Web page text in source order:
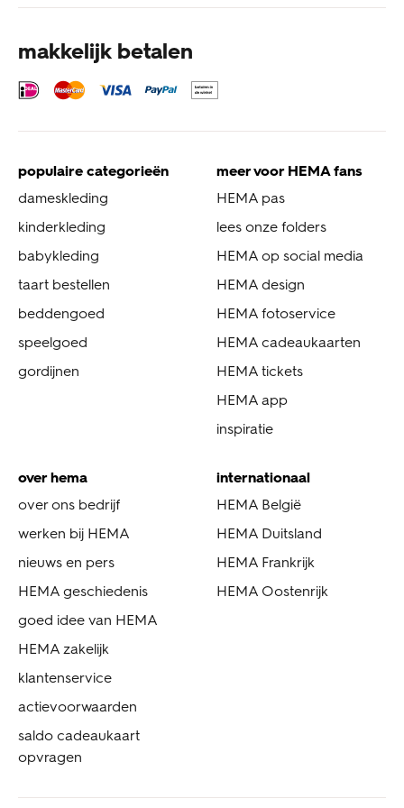
makkelijk betalen
populaire categorieën
dameskleding
kinderkleding
babykleding
taart bestellen
beddengoed
speelgoed
gordijnen
meer voor HEMA fans
HEMA pas
lees onze folders
HEMA op social media
HEMA design
HEMA fotoservice
HEMA cadeaukaarten
HEMA tickets
HEMA app
inspiratie
over hema
over ons bedrijf
werken bij HEMA
nieuws en pers
HEMA geschiedenis
goed idee van HEMA
HEMA zakelijk
klantenservice
actievoorwaarden
saldo cadeaukaart
opvragen
internationaal
HEMA België
HEMA Duitsland
HEMA Frankrijk
HEMA Oostenrijk